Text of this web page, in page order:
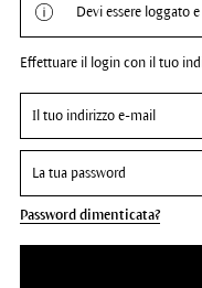
Devi essere loggato
Effettuare il login con il tuo
Password dimenticata?